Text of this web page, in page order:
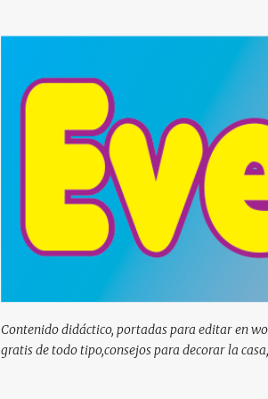
Contenido didáctico, portadas para editar en
gratis de todo tipo,consejos para decorar la